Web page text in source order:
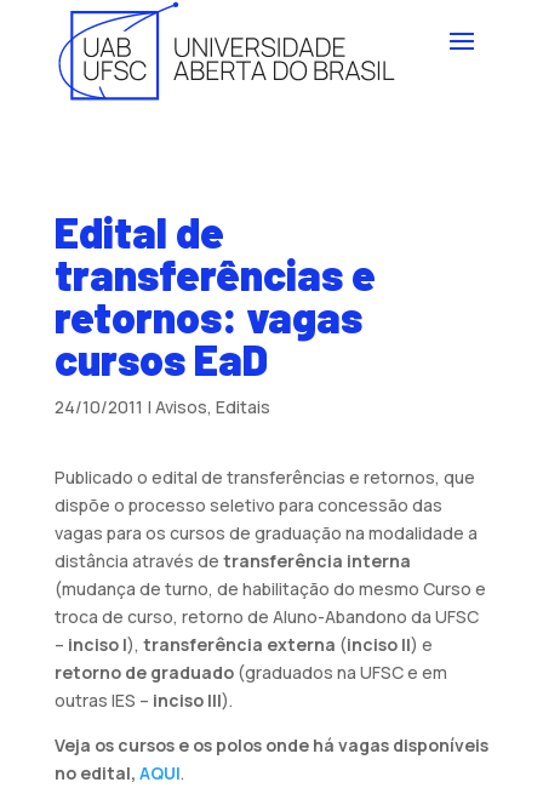
Edital de
transferências e
retornos: vagas
cursos EaD
24/10/2011 | Avisos, Editais
Publicado o edital de transferências e retornos, que
dispõe o processo seletivo para concessão das
vagas para os cursos de graduação na modalidade a
distância através de transferência interna
(mudança de turno, de habilitação do mesmo Curso e
troca de curso, retorno de Aluno-Abandono da UFSC
– inciso I), transferência externa (inciso II) e
retorno de graduado(graduados na UFSC e em
outras IES – inciso III).
Veja os cursos e os polos onde há vagas disponíveis
no edital, AQUI.